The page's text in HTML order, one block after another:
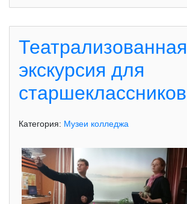
Театрализованная
экскурсия для
старшеклассников
Категория: Музеи колледжа